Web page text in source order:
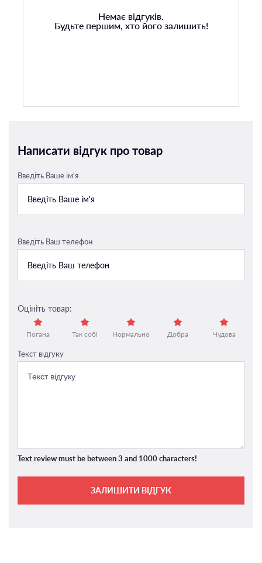
Немає відгуків.
Будьте першим, хто його залишить!
Написати відгук про товар
Введіть Ваше ім'я
Введіть Ваш телефон
Оцініть товар:
Погана Так собі Нормально Добра Чудова
Текст відгуку
Text review must be between 3 and 1000 characters!
ЗАЛИШИТИ ВІДГУК